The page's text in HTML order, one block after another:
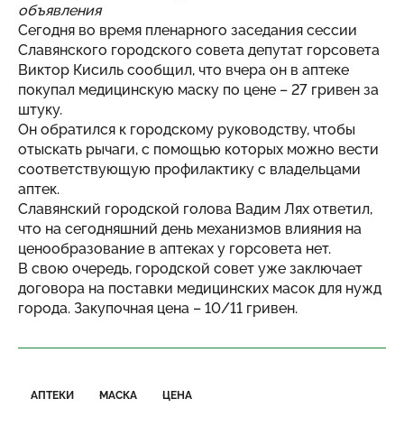
объявления
Сегодня во время пленарного заседания сессии
Славянского городского совета депутат горсовета
Виктор Кисиль сообщил, что вчера он в аптеке
покупал медицинскую маску по цене – 27 гривен за
штуку.
Он обратился к городскому руководству, чтобы
отыскать рычаги, с помощью которых можно вести
соответствующую профилактику с владельцами
аптек.
Славянский городской голова Вадим Лях ответил,
что на сегодняшний день механизмов влияния на
ценообразование в аптеках у горсовета нет.
В свою очередь, городской совет уже заключает
договора на поставки медицинских масок для нужд
города. Закупочная цена – 10/11 гривен.
АПТЕКИ МАСКА ЦЕНА